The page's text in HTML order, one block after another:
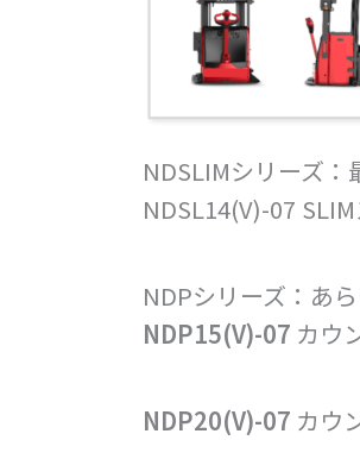
NDSLIMシリーズ
NDSL14(V)-07
NDPシリーズ：あ
NDP15(V)-07 カウ
NDP20(V)-07 カウ